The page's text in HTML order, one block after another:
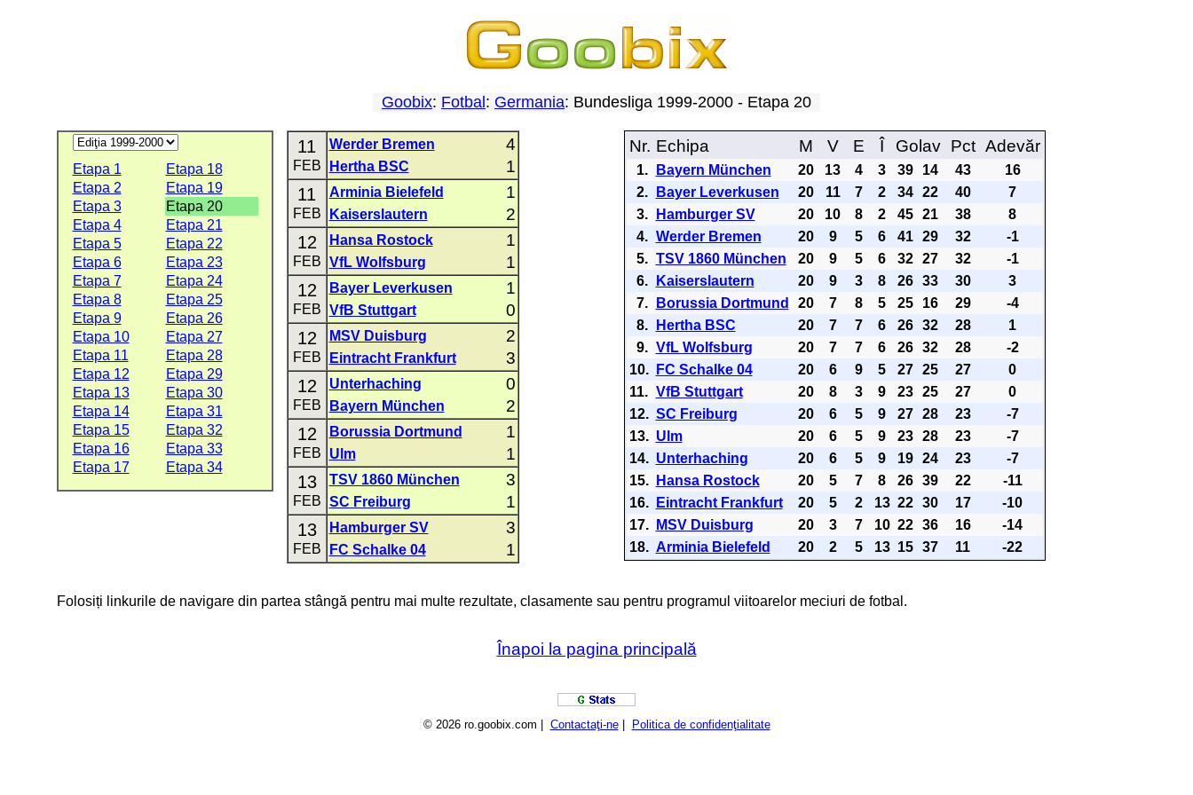
Goobix: Fotbal : Germania: Bundesliga 1999-2000 - Etapa 20
Etapa 1
Etapa 18
Etapa 2
Etapa 19
Etapa 3
Etapa 20
Etapa 4
Etapa 21
Etapa 5
Etapa 22
Etapa 6
Etapa 23
Etapa 7
Etapa 24
Etapa 8
Etapa 25
Etapa 9
Etapa 26
Etapa 10
Etapa 27
Etapa 11
Etapa 28
Etapa 12
Etapa 29
Etapa 13
Etapa 30
Etapa 14
Etapa 31
Etapa 15
Etapa 32
Etapa 16
Etapa 33
Etapa 17
Etapa 34
11
FEB
Werder Bremen 4
Hertha BSC 1
11
FEB
Arminia Bielefeld 1
Kaiserslautern 2
12
FEB
Hansa Rostock 1
VfL Wolfsburg 1
12
FEB
Bayer Leverkusen 1
VfB Stuttgart 0
12
FEB
MSV Duisburg 2
Eintracht Frankfurt 3
12
FEB
Unterhaching 0
Bayern München 2
12
FEB
Borussia Dortmund 1
Ulm 1
13
FEB
TSV 1860 München 3
SC Freiburg 1
13
FEB
Hamburger SV 3
FC Schalke 04 1
Nr. Echipa M V E Î Golav Pct Adevăr
1. Bayern München 20 13 4 3 39 14 43
16
2.
Bayer Leverkusen 20 11 7 2 34 22 40
7
3.
Hamburger SV 20 10 8 2 45 21 38
8
4. Werder Bremen 20 9 5 6 41 29 32
-1
5. TSV 1860 München 20 9 5 6 32 27 32
-1
6.
Kaiserslautern 20 9 3 8 26 33 30
3
7.
Borussia Dortmund 20 7 8 5 25 16 29
-4
8.
Hertha BSC 20 7 7 6 26 32 28
1
9. VfL Wolfsburg 20 7 7 6 26 32 28
-2
10.
FC Schalke 04 20 6 9 5 27 25 27
0
11. VfB Stuttgart 20 8 3 9 23 25 27
0
12. SC Freiburg 20 6 5 9 27 28 23
-7
13. Ulm 20 6 5 9 23 28 23
-7
14. Unterhaching 20 6 5 9 19 24 23
-7
15.
Hansa Rostock 20 5 7 8 26 39 22
-11
16.
Eintracht Frankfurt 20 5 2 13 22 30 17
-10
17.
MSV Duisburg 20 3 7 10 22 36 16
-14
18. Arminia Bielefeld 20 2 5 13 15 37 11 -22
Folosiți linkurile de navigare din partea stângă pentru mai multe rezultate, clasamente sau pentru programul viitoarelor meciuri de fotbal.
Înapoi la pagina principală
© 2026 ro.goobix.com | Contactaţi-ne| Politica de confidenţialitate